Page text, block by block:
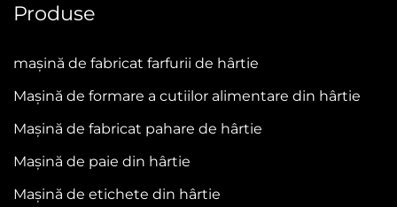
Produse
mașină de fabricat farfurii de hârtie
Mașină de formare a cutiilor alimentare din hârtie
Mașină de fabricat pahare de hârtie
Mașină de paie din hârtie
Mașină de etichete din hârtie